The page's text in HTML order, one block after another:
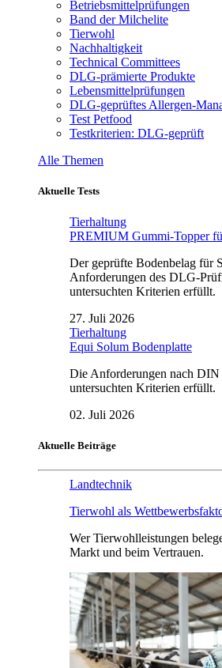
Betriebsmittelprüfungen
Band der Milchelite
Tierwohl
Nachhaltigkeit
Technical Committees
DLG-prämierte Produkte
Lebensmittelprüfungen
DLG-geprüftes Allergen-
Test Petfood
Testkriterien: DLG-geprüft
Alle Themen
Aktuelle Tests
Tierhaltung
PREMIUM Gummi-Topper
Der geprüfte Bodenbelag für
Anforderungen des DLG-
untersuchten Kriterien erfüllt.
27. Juli 2026
Tierhaltung
Equi Solum Bodenplatte
Die Anforderungen nach DIN
untersuchten Kriterien erfüllt.
02. Juli 2026
Aktuelle Beiträge
Landtechnik
Tierwohl als
Wer Tierwohlleistungen
Markt und beim Vertrauen.